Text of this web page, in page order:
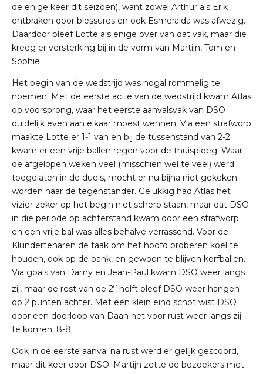
de enige keer dit seizoen), want zowel Arthur als Erik
ontbraken door blessures en ook Esmeralda was afwezig.
Daardoor bleef Lotte als enige over van dat vak, maar die
kreeg er versterking bij in de vorm van Martijn, Tom en
Sophie.
Het begin van de wedstrijd was nogal rommelig te
noemen. Met de eerste actie van de wedstrijd kwam Atlas
op voorsprong, waar het eerste aanvalsvak van DSO
duidelijk even aan elkaar moest wennen. Via een strafworp
maakte Lotte er 1-1 van en bij de tussenstand van 2-2
kwam er een vrije ballen regen voor de thuisploeg. Waar
de afgelopen weken veel (misschien wel te veel) werd
toegelaten in de duels, mocht er nu bijna niet gekeken
worden naar de tegenstander. Gelukkig had Atlas het
vizier zeker op het begin niet scherp staan, maar dat DSO
in die periode op achterstand kwam door een strafworp
en een vrije bal was alles behalve verrassend. Voor de
Klundertenaren de taak om het hoofd proberen koel te
houden, ook op de bank, en gewoon te blijven korfballen.
Via goals van Damy en Jean-Paul kwam DSO weer langs
zij, maar de rest van de 2e helft bleef DSO weer hangen
op 2 punten achter. Met een klein eind schot wist DSO
door een doorloop van Daan net voor rust weer langs zij
te komen. 8-8.
Ook in de eerste aanval na rust werd er gelijk gescoord,
maar dit keer door DSO. Martijn zette de bezoekers met